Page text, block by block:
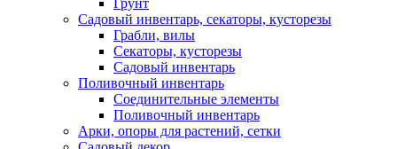
Садовый инвентарь, секаторы, кусторезы
Грабли, вилы
Секаторы, кусторезы
Садовый инвентарь
Поливочный инвентарь
Соединительные элементы
Поливочный инвентарь
Арки, опоры для растений, сетки